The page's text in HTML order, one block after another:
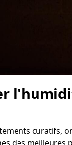
curatifs,
des